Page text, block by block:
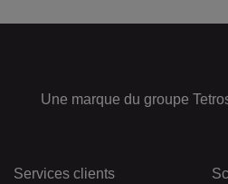
Une marque du groupe
Services clients